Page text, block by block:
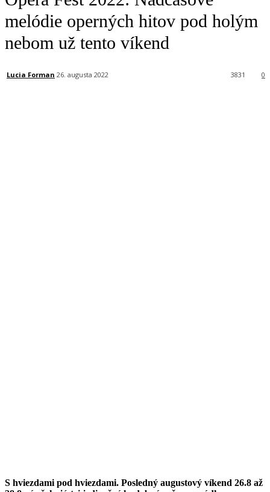
melódie operných hitov pod holým
nebom už tento víkend
Lucia Forman 26. augusta 2022 0
3831
S hviezdami pod hviezdami. Posledný augustový víkend 26.8 až